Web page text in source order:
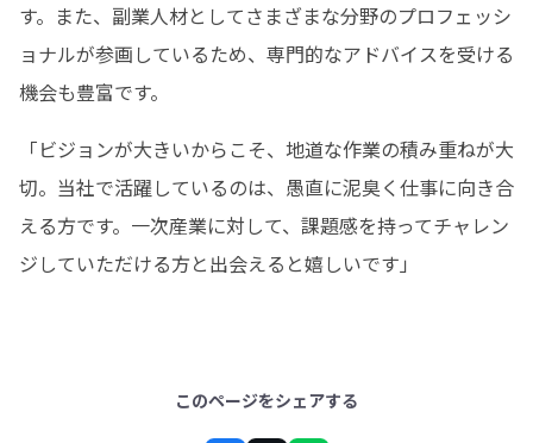
す。また、副業人材としてさまざまな分野のプロフェッシ
ョナルが参画しているため、専門的なアドバイスを受ける
機会も豊富です。
「ビジョンが大きいからこそ、地道な作業の積み重ねが大
切。当社で活躍しているのは、愚直に泥臭く仕事に向き合
える方です。一次産業に対して、課題感を持ってチャレン
ジしていただける方と出会えると嬉しいです」
このページをシェアする